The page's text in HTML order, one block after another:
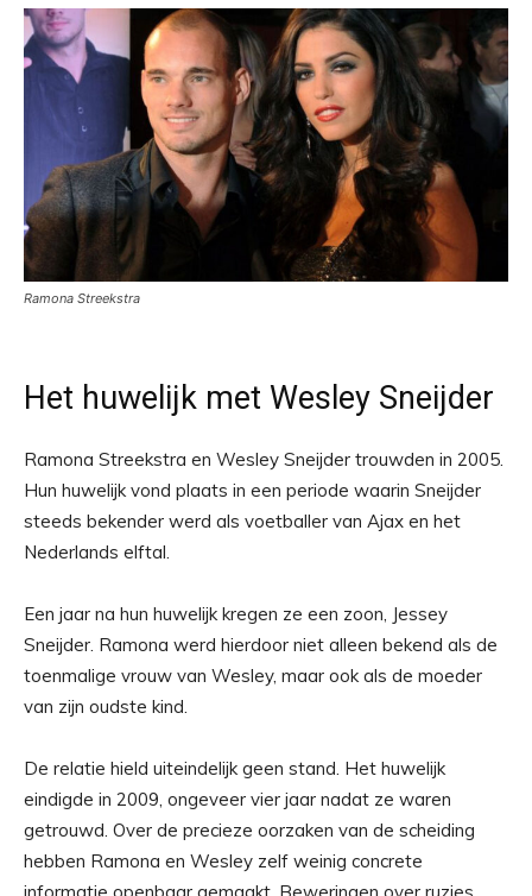
Ramona Streekstra
Het huwelijk met Wesley Sneijder
Ramona Streekstra en Wesley Sneijder trouwden in 2005.
Hun huwelijk vond plaats in een periode waarin Sneijder
steeds bekender werd als voetballer van Ajax en het
Nederlands elftal.
Een jaar na hun huwelijk kregen ze een zoon, Jessey
Sneijder. Ramona werd hierdoor niet alleen bekend als de
toenmalige vrouw van Wesley, maar ook als de moeder
van zijn oudste kind.
De relatie hield uiteindelijk geen stand. Het huwelijk
eindigde in 2009, ongeveer vier jaar nadat ze waren
getrouwd. Over de precieze oorzaken van de scheiding
hebben Ramona en Wesley zelf weinig concrete